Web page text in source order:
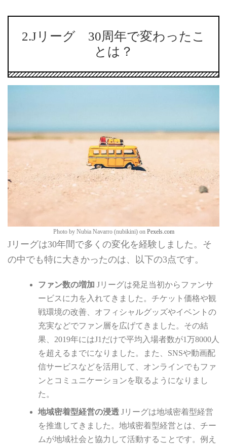
2.Jリーグ 30周年で変わったこ
とは？
Photo by Nubia Navarro (nubikini) on Pexels.com
Jリーグは30年間で多くの変化を経験しました。そ
の中でも特に大きかったのは、以下の3点です。
ファン数の増加 Jリーグは発足当初からファンサ
ービスに力を入れてきました。チケット価格や観
戦環境の改善、オフィシャルグッズやイベントの
充実などでファン層を広げてきました。その結
果、2019年にはJ1だけで平均入場者数が1万8000人
を超えるまでになりました。また、SNSや動画配
信サービスなどを活用して、オンラインでもファ
ンとコミュニケーションを取るようになりまし
た。
地域密着型経営の浸透 Jリーグは地域密着型経営
を推進してきました。地域密着型経営とは、チー
ムが地域社会と協力して活動することです。例え